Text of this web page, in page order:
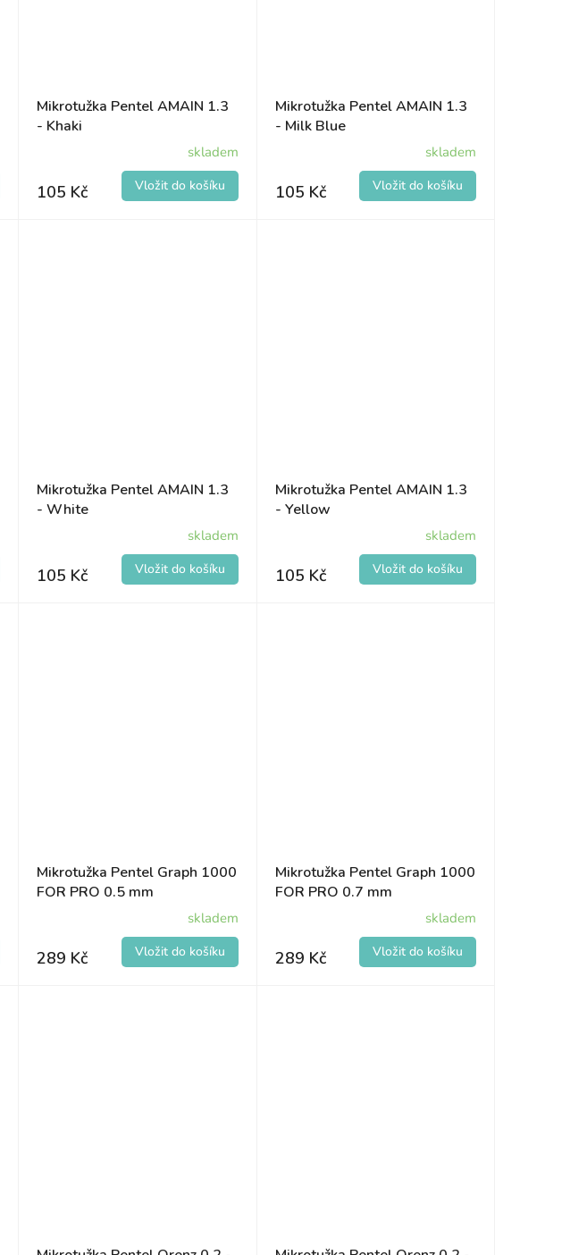
Mikrotužka Pentel AMAIN 1.3
- Khaki
skladem
105 Kč
Mikrotužka Pentel AMAIN 1.3
- Milk Blue
skladem
105 Kč
Mikrotužka Pentel AMAIN 1.3
- White
skladem
105 Kč
Mikrotužka Pentel AMAIN 1.3
- Yellow
skladem
105 Kč
Mikrotužka Pentel Graph 1000
FOR PRO 0.5 mm
skladem
289 Kč
Mikrotužka Pentel Graph 1000
FOR PRO 0.7 mm
skladem
289 Kč